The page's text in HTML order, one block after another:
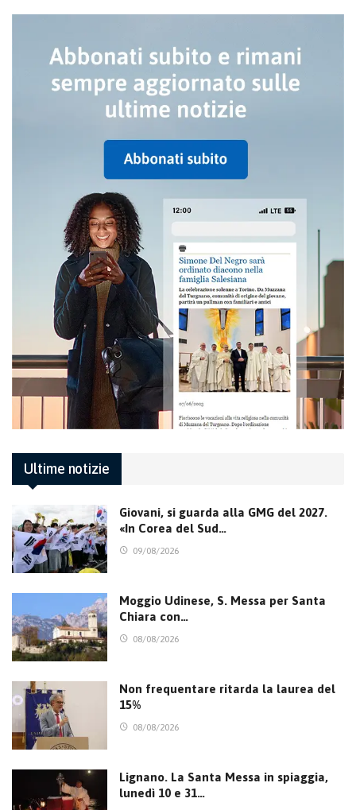
Ultime notizie
Giovani, si guarda alla GMG del 2027.
«In Corea del Sud…
09/08/2026
Moggio Udinese, S. Messa per Santa
Chiara con…
08/08/2026
Non frequentare ritarda la laurea del
15%
08/08/2026
Lignano. La Santa Messa in spiaggia,
lunedì 10 e 31…